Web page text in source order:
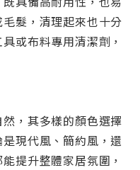
髮，清理起來也十分
或布料專用清潔劑，
，其多樣的顏色選擇
現代風、簡約風，還
提升整體家居氛圍，